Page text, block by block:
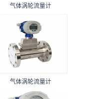
气体涡轮流量计
气体涡轮流量计